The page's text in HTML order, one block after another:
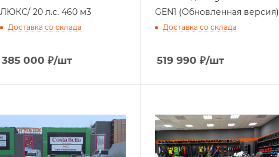
ЛЮКС/ 20 л.с. 460 м3
Доставка со склада
385 000 ₽/шт
GEN1 (Обновленная версия)
Доставка со склада
519 990 ₽/шт